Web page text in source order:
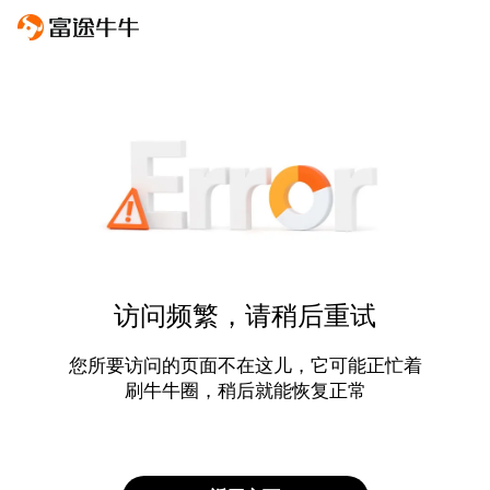
访问频繁，请稍后重试
您所要访问的页面不在这儿，它可能正忙着
刷牛牛圈，稍后就能恢复正常